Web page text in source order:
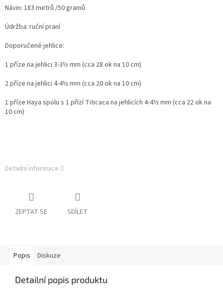
Návin: 183 metrů /50 gramů
Údržba: ruční praní
Doporučené jehlice:
1 příze na jehlici 3-3½ mm (cca 28 ok na 10 cm)
2 příze na jehlici 4-4½ mm (cca 20 ok na 10 cm)
1 příze Haya spolu s 1 přízí Titicaca na jehlicích 4-4½ mm (cca 22 ok na
10 cm)
Detailní informace
ZEPTAT SE SDÍLET
Popis Diskuze
Detailní popis produktu